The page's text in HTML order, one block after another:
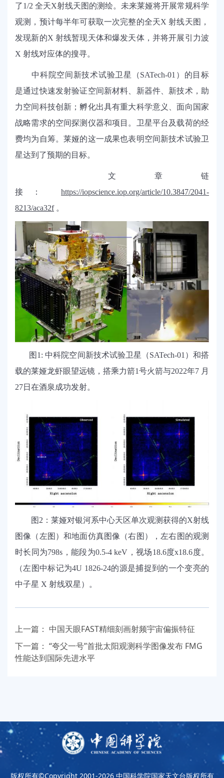
了1/2 全天X射线天图的测绘。未来莱娅将开展常规科学
观测，预计每半年可获取一次完整的全天X 射线天图，
发现新的X 射线暂现天体和爆发天体，并将开展引力波
X 射线对应体的搜寻。
中科院空间新技术试验卫星（SATech-01）的目标
是通过快速发射验证空间新材料、新器件、新技术，助
力空间科技创新；孵化出具有重大科学意义、面向国家
战略需求的空间探测仪器和项目。卫星平台及载荷的经
费均为自筹。莱娅的这一成果也表明空间新技术试验卫
星达到了预期的目标。
文章链
接：
https://iopscience.iop.org/article/10.3847/2041-
8213/aca32f。
图 1: 中科院空间新技术试验卫星（SATech-01）和搭
载的莱娅龙虾眼望远镜，搭乘力箭1号火箭与2022年7 月
27日在酒泉成功发射。
图 2： 莱娅对银河系中心天区单次观测获得的X射线
图像（左图）和地面仿真图像（右图），左右图的观测
时长同为798s，能段为0.5-4 keV ，视场18.6度x18.6度。
（左图中标记为4U 1826-24的源是捕捉到的一个变亮的
中子星 X 射线双星）。
上一篇： 中国天眼FAST精细刻画射频宇宙偏振特征
下一篇： “夸父一号”首批太阳观测科学图像发布 FMG
性能达到国际先进水平
版权所有©Copyright 2001-2026 中国科学院国家天文台版权所有